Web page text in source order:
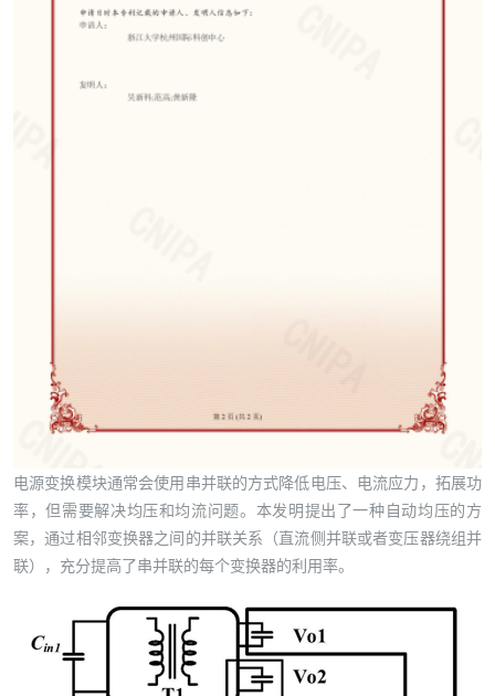
电源变换模块通常会使用串并联的方式降低电压、电流应力，拓展功
率，但需要解决均压和均流问题。本发明提出了一种自动均压的方
案，通过相邻变换器之间的并联关系（直流侧并联或者变压器绕组并
联），充分提高了串并联的每个变换器的利用率。